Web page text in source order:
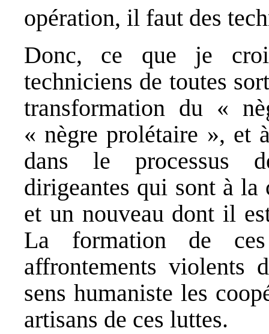
opération, il faut des
Donc, ce que je
techniciens de toutes
transformation du «
« nègre prolétaire », et
dans le processus
dirigeantes qui sont à la
et un nouveau dont il
La formation de
affrontements violents
sens humaniste les
artisans de ces luttes.